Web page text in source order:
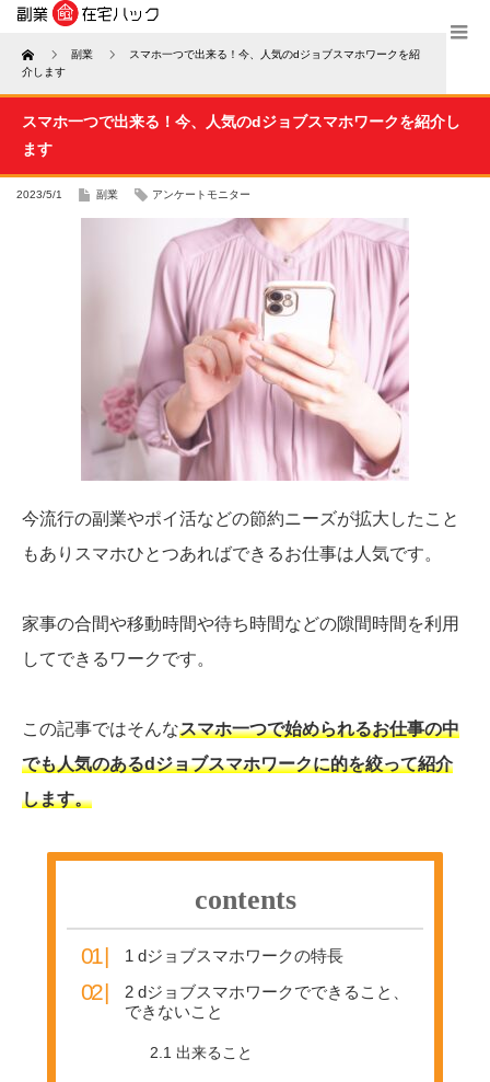
Home 副業
スマホ一つで出来る！今、人気のdジョブスマホワークを紹
介します
スマホ一つで出来る！今、人気のdジョブスマホワークを紹介し
ます
2023/5/1 副業 アンケートモニター
今流行の副業やポイ活などの節約ニーズが拡大したこと
もありスマホひとつあればできるお仕事は人気です。
家事の合間や移動時間や待ち時間などの隙間時間を利用
してできるワークです。
この記事ではそんなスマホ一つで始められるお仕事の中
でも人気のあるdジョブスマホワークに的を絞って紹介
します。
contents
1 dジョブスマホワークの特長
2 dジョブスマホワークでできること、
できないこと
2.1 出来ること